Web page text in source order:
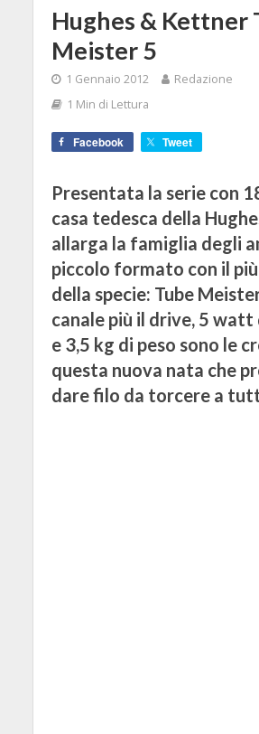
Hughes & Kettner
Meister 5
1 Gennaio 2012
Redazione
1 Min di Lettura
Facebook Tweet
Presentata la serie con
casa tedesca della
allarga la famiglia degli
piccolo formato con il
della specie: Tube
canale più il drive, 5 watt
e 3,5 kg di peso sono le
questa nuova nata che
dare filo da torcere a